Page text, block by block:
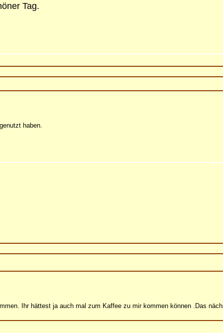
Tag.
haben.
Ihr hättest ja auch mal zum Kaffee zu mir kommen können .Das